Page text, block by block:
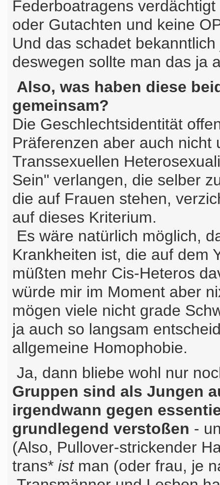
Federboatragens
oder Gutachten und keine
Und das schadet
deswegen sollte man das ja
Also, was haben diese
gemeinsam?
Die Geschlechtsidentität
Präferenzen aber auch
Transsexuellen
Sein" verlangen, die selber
die auf Frauen stehen,
auf dieses Kriterium.
Es wäre natürlich möglich,
Krankheiten ist, die auf dem
müßten mehr Cis-Heteros
würde mir im Moment aber
mögen viele nicht grade
ja auch so langsam
allgemeine Homophobie.
Ja, dann bliebe wohl nur
Gruppen sind als Jungen
irgendwann gegen
grundlegend verstoßen -
(Also, Pullover-strickender
trans* istman (oder frau, je